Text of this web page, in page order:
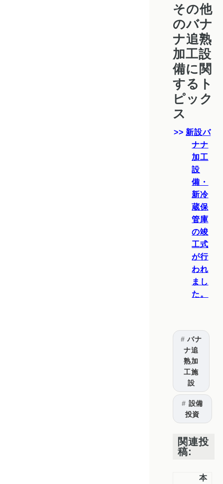
その他
のバナ
ナ追熟
加工設
備に関
するト
ピック
ス
新設バ
ナナ
加工
設
備・
新冷
蔵保
管庫
の竣
工式
が行
われ
まし
た。
バナ
ナ追
熟加
工施
設
設備
投資
関連投
稿:
本